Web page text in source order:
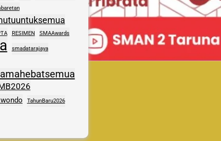
RESIMEN SMAAwards
smadatarajaya
TahunBaru2026